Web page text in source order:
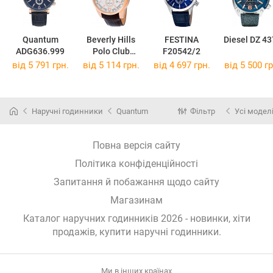
Quantum
ADG636.999
Beverly Hills
Polo Club
BH9210-05
FESTINA
F20542/2
Diesel DZ
від 5 791 грн. від 5 114 грн. від 4 697 грн. від 5 500
Наручні годинники Quantum Фільтр Усі моделі
Повна версія сайту
Політика конфіденційності
Запитання й побажання щодо сайту
Магазинам
Каталог наручних годинників 2026 - новинки, хіти
продажів, купити наручні годинники.
Ми в інших країнах